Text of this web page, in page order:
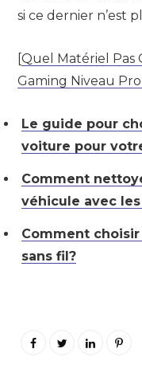
si ce dernier n’est
[Quel Matériel Pas
Gaming Niveau Pro
Le guide pour
voiture pour
Comment
véhicule avec
Comment
sans fil?